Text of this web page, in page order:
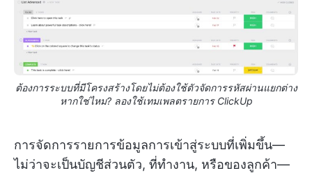
ต้องการระบบที่มีโครงสร้างโดยไม่ต้องใช้ตัวจัดการรหัสผ่านแยกต่าง
หากใช่ไหม? ลองใช้เทมเพลตรายการ ClickUp
การจัดการรายการข้อมูลการเข้าสู่ระบบที่เพิ่มขึ้น—
ไม่ว่าจะเป็นบัญชีส่วนตัว, ที่ทำงาน, หรือของลูกค้า—